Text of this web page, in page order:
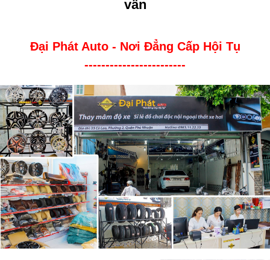
vấn
Đại Phát Auto - Nơi Đẳng Cấp Hội Tụ
------------------------